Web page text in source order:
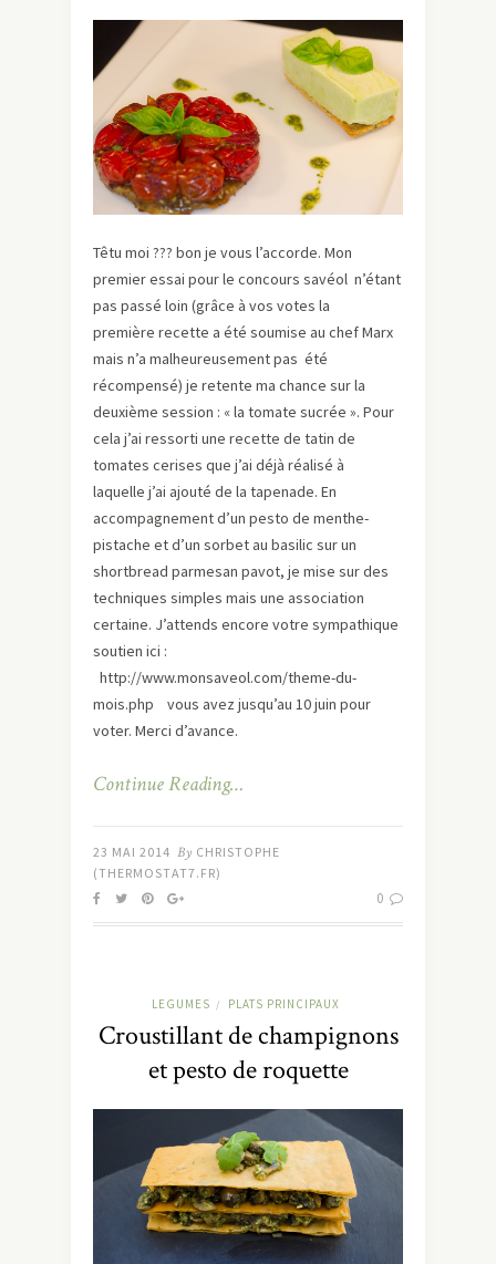
Têtu moi ??? bon je vous l’accorde. Mon
premier essai pour le concours savéol n’étant
pas passé loin (grâce à vos votes la
première recette a été soumise au chef Marx
mais n’a malheureusement pas été
récompensé) je retente ma chance sur la
deuxième session : « la tomate sucrée ». Pour
cela j’ai ressorti une recette de tatin de
tomates cerises que j’ai déjà réalisé à
laquelle j’ai ajouté de la tapenade. En
accompagnement d’un pesto de menthe-
pistache et d’un sorbet au basilic sur un
shortbread parmesan pavot, je mise sur des
techniques simples mais une association
certaine. J’attends encore votre sympathique
soutien ici :
http://www.monsaveol.com/theme-du-
mois.php vous avez jusqu’au 10 juin pour
voter. Merci d’avance.
Continue Reading…
23 MAI 2014 By CHRISTOPHE
(THERMOSTAT7.FR)
0
LEGUMES / PLATS PRINCIPAUX
Croustillant de champignons
et pesto de roquette